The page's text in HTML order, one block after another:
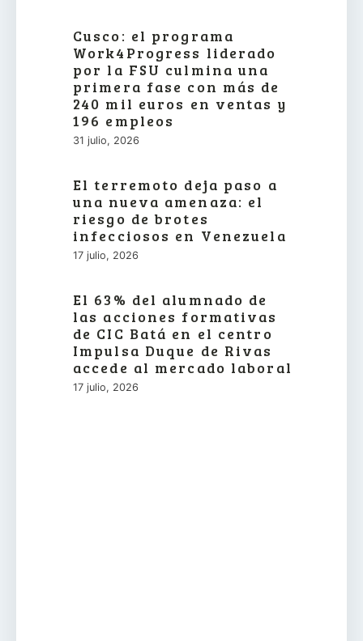
Cusco: el programa
Work4Progress liderado
por la FSU culmina una
primera fase con más de
240 mil euros en ventas y
196 empleos
31 julio, 2026
El terremoto deja paso a
una nueva amenaza: el
riesgo de brotes
infecciosos en Venezuela
17 julio, 2026
El 63% del alumnado de
las acciones formativas
de CIC Batá en el centro
Impulsa Duque de Rivas
accede al mercado laboral
17 julio, 2026